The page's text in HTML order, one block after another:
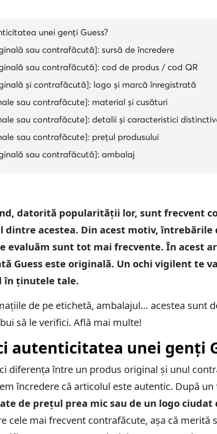
unei genți Guess?
sau contrafăcută]: sursă de încredere
sau contrafăcută]: cod de produs / cod QR
și contrafăcută]: logo și marcă înregistrată
sau contrafăcute]: material și cusături
sau contrafăcute]: detalii și caracteristici
sau contrafăcute]: prețul produsului
sau contrafăcută]: ambalaj
datorită popularității lor, sunt frecvent
dintre acestea. Din acest motiv,
evaluăm sunt tot mai frecvente. În acest
Guess este originală. Un ochi vigilent te
în ținutele tale.
de pe etichetă, ambalajul… acestea sunt
să le verifici. Află mai multe!
autenticitatea unei genți
diferența între un produs original și unul
încredere că articolul este autentic. După
de prețul prea mic sau de un logo ciudat
cele mai frecvent contrafăcute, așa că merită